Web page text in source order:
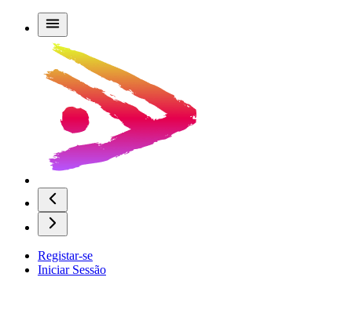
Registar-se
Iniciar Sessão